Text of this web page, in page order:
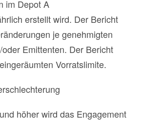
im Depot A
erstellt wird. Der Bericht
je genehmigten
Emittenten. Der Bericht
Vorratslimite.
höher wird das Engagement